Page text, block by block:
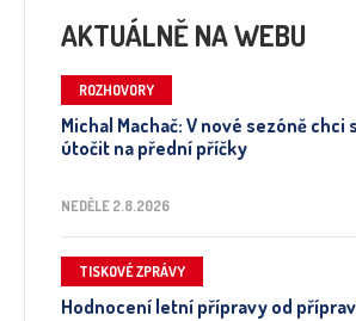
AKTUÁLNĚ NA WEBU
ROZHOVORY
Michal Machač: V nové sezóně chci
útočit na přední příčky
NEDĚLE 2.8.2026
TISKOVÉ ZPRÁVY
Hodnocení letní přípravy od